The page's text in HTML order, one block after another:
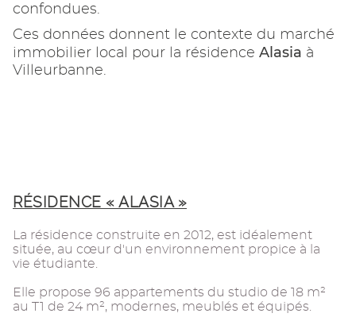
confondues.
Ces données donnent le contexte du marché
immobilier local pour la résidence Alasia à
Villeurbanne.
RÉSIDENCE « ALASIA »
La résidence construite en 2012, est idéalement
située, au cœur d'un environnement propice à la
vie étudiante.
Elle propose 96 appartements du studio de 18 m²
au T1 de 24 m², modernes, meublés et équipés.